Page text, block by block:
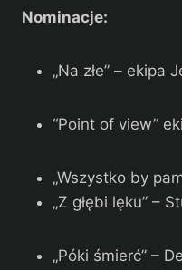
Nominacje:
„Na złe” – ekipa
“Point of view”
„Wszystko by
„Z głębi lęku” –
„Póki śmierć” –